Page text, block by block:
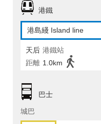
港鐵
港島綫 Island line
天后 港鐵站
距離 1.0km
巴士
城巴